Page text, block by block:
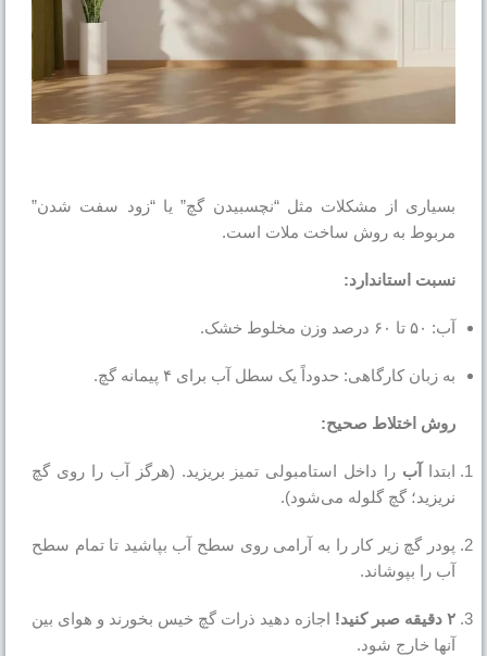
بسیاری از مشکلات مثل “نچسبیدن گچ” یا “زود سفت شدن”
مربوط به روش ساخت ملات است.
نسبت استاندارد:
آب: ۵۰ تا ۶۰ درصد وزن مخلوط خشک.
به زبان کارگاهی: حدوداً یک سطل آب برای ۴ پیمانه گچ.
روش اختلاط صحیح:
ابتدا آب را داخل استامبولی تمیز بریزید. (هرگز آب را روی گچ
نریزید؛ گچ گلوله می‌شود).
پودر گچ زیر کار را به آرامی روی سطح آب بپاشید تا تمام سطح
آب را بپوشاند.
۲ دقیقه صبر کنید!
اجازه دهید ذرات گچ خیس بخورند و هوای بین
آنها خارج شود.